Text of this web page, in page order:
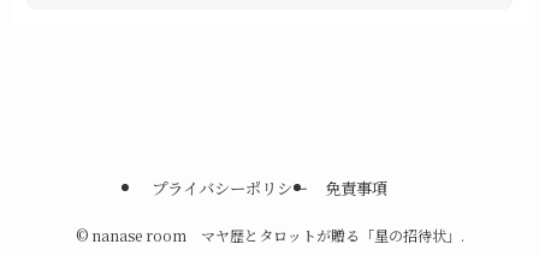
プライバシーポリシー 免責事項
©nanase room マヤ歴とタロットが贈る「星の招待状」.